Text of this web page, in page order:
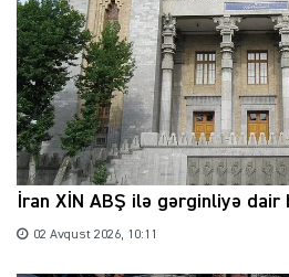
İran XİN ABŞ ilə gərginliyə dair
02 Avqust 2026, 10:11